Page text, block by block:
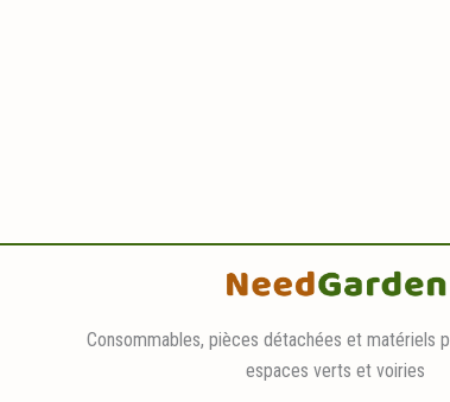
Consommables, pièces détachées et matériels
espaces verts et voiries